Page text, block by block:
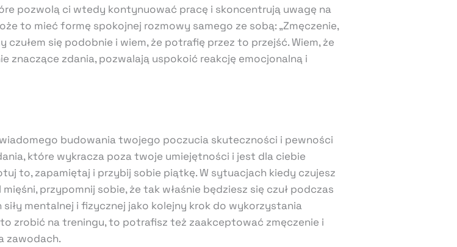
pozwolą ci wtedy kontynuować pracę i skoncentrują uwagę na
to mieć formę spokojnej rozmowy samego ze sobą: „Zmęczenie,
się podobnie i wiem, że potrafię przez to przejść. Wiem, że
znaczące zdania, pozwalają uspokoić reakcję emocjonalną i
budowania twojego poczucia skuteczności i pewności
które wykracza poza twoje umiejętności i jest dla ciebie
to, zapamiętaj i przybij sobie piątkę. W sytuacjach kiedy czujesz
przypomnij sobie, że tak właśnie będziesz się czuł podczas
mentalnej i fizycznej jako kolejny krok do wykorzystania
zrobić na treningu, to potrafisz też zaakceptować zmęczenie i
zawodach.